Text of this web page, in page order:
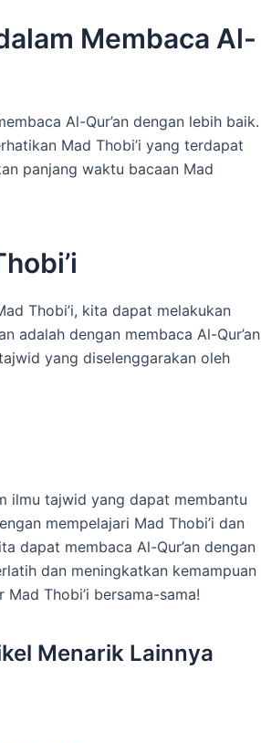
Membaca Al-
Al-Qur’an dengan lebih baik.
Mad Thobi’i yang terdapat
panjang waktu bacaan Mad
Thobi’i, kita dapat melakukan
adalah dengan membaca Al-Qur’an
yang diselenggarakan oleh
ilmu tajwid yang dapat membantu
mempelajari Mad Thobi’i dan
dapat membaca Al-Qur’an dengan
dan meningkatkan kemampuan
Thobi’i bersama-sama!
Menarik Lainnya